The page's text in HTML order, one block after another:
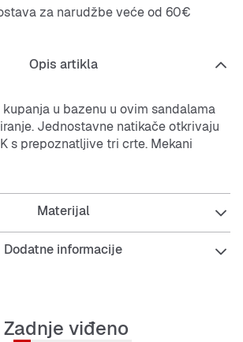
za narudžbe veće od 60€
Opis artikla
u bazenu u ovim sandalama
Jednostavne natikače otkrivaju
s prepoznatljive tri crte. Mekani
noge s plišanom udobnošću.
materijal koji se brzo suši
Materijal
Dodatne informacije
Zadnje viđeno